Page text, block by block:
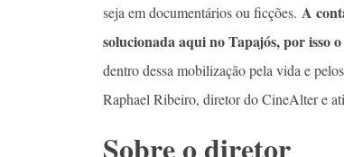
seja em documentários ou ficções. A
solucionada aqui no Tapajós, por isso
dentro dessa mobilização pela vida e
Raphael Ribeiro, diretor do CineAlter e